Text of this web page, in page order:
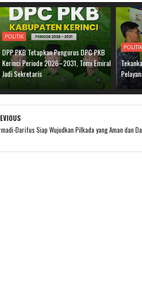
POLITIK
DPP PKB Tetapkan Pengurus DPC PKB
Kerinci Periode 2026–2031, Tomi Emiral
Jadi Sekretaris
POLITIK
Darifus Siap Wujudkan Pilkada yang Aman dan